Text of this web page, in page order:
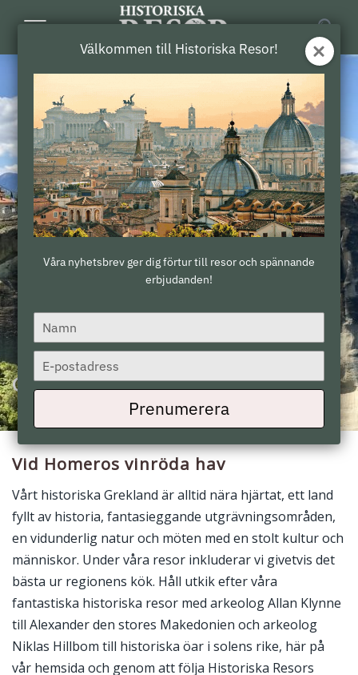
Grekland
Vid Homeros vinröda hav
Vårt historiska Grekland är alltid nära hjärtat, ett land
fyllt av historia, fantasieggande utgrävningsområden,
en vidunderlig natur och möten med en stolt kultur och
människor. Under våra resor inkluderar vi givetvis det
bästa ur regionens kök. Håll utkik efter våra
fantastiska historiska resor med arkeolog Allan Klynne
till Alexander den stores Makedonien och arkeolog
Niklas Hillbom till historiska öar i solens rike, här på
vår hemsida och genom att följa Historiska Resors
Välkommen till Historiska Resor!
Våra nyhetsbrev ger dig förtur till resor och spännande
erbjudanden!
Type
your
name
Type
your
email
Prenumerera